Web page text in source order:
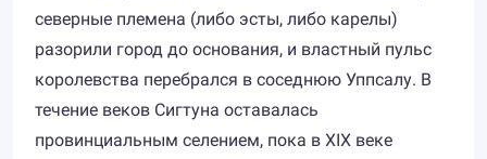
северные племена (либо эсты, либо карелы)
разорили город до основания, и властный пульс
королевства перебрался в соседнюю Уппсалу. В
течение веков Сигтуна оставалась
провинциальным селением, пока в XIX веке